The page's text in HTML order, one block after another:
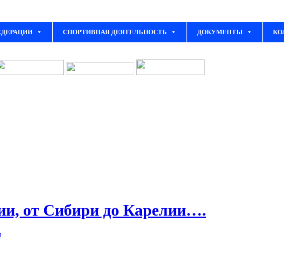
СПОРТИВНАЯ ДЕЯТЕЛЬНОСТЬ ДОКУМЕНТЫ
от Сибири до Карелии….